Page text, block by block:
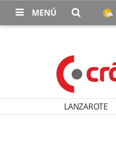
MENÚ
LANZAROTE